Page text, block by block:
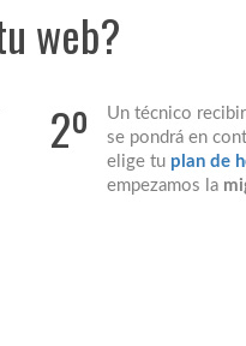
web?
2º
Un técnico
se pondrá en
elige tu plan de
empezamos la